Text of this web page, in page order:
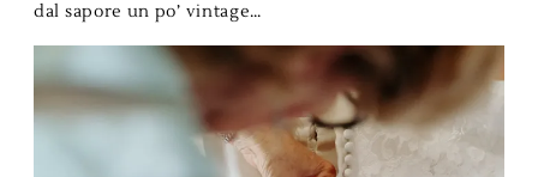
dal sapore un po’ vintage…